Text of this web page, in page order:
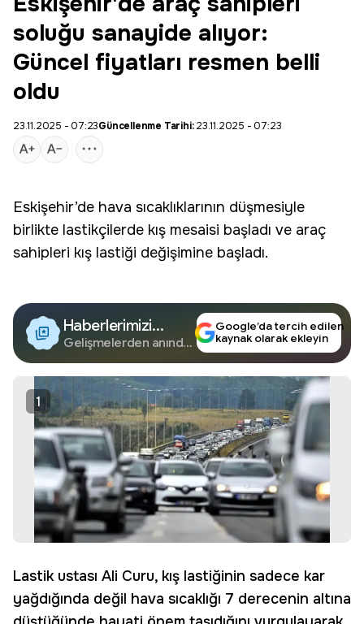
soluğu sanayide alıyor:
Güncel fiyatları resmen belli
oldu
23.11.2025 - 07:23Güncellenme Tarihi:23.11.2025 - 07:23
Eskişehir’de hava sıcaklıklarının düşmesiyle
birlikte lastikçilerde kış mesaisi başladı ve araç
sahipleri kış lastiği değişimine başladı.
Haberlerimizi
Google'da Takip
Edin
Gelişmelerden anında
Google’da tercih edilen
kaynak olarak ekleyin
1
Lastik ustası Ali Curu, kış lastiğinin sadece kar
yağdığında değil hava sıcaklığı 7 derecenin altına